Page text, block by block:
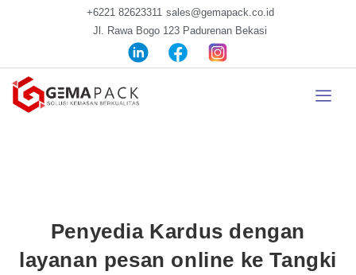
+6221 82623311 sales@gemapack.co.id
Jl. Rawa Bogo 123 Padurenan Bekasi
Penyedia Kardus dengan
layanan pesan online ke Tangki